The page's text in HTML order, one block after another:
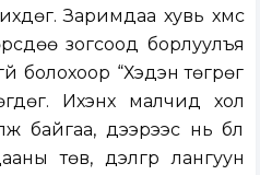
Заримдаа хувь хүмүүс
зогсоод борлуулъя
болохоор “Хэдэн төгрөг
Ихэнх малчид хол
байгаа, дээрээс нь бүл
төв, дэлгүүр лангуун